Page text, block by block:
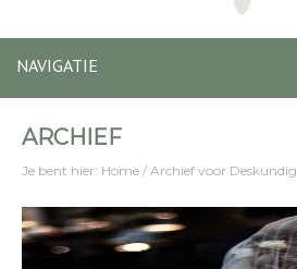
NAVIGATIE
ARCHIEF
Je bent hier: Home / Archief voor Deskundig